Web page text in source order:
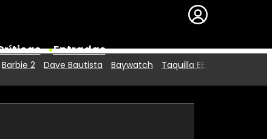
Entradas
Premios
Barbie 2 Dave Bautista Baywatch Taquilla EE.UU.